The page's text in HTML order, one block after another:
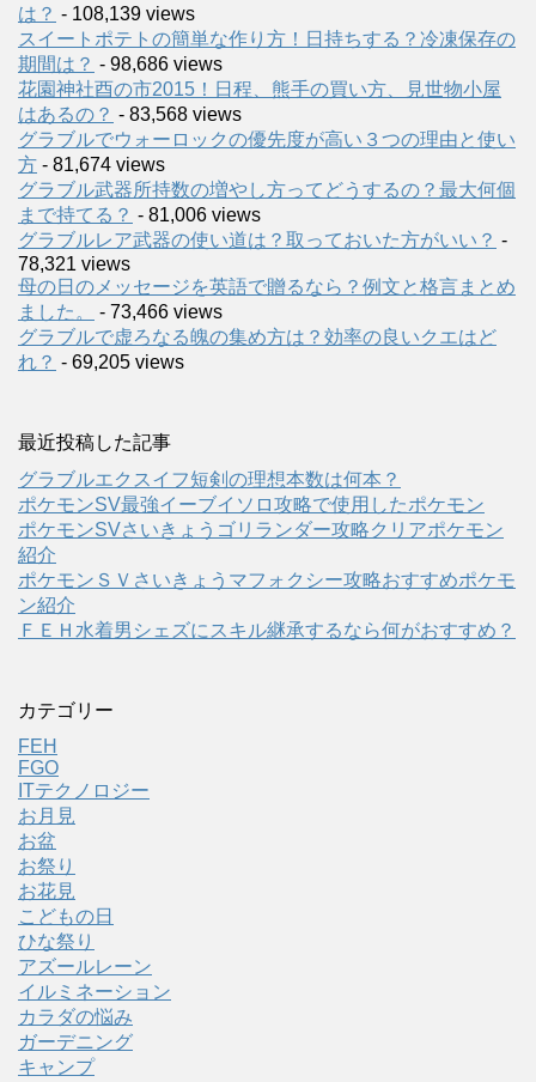
は？ - 108,139 views
スイートポテトの簡単な作り方！日持ちする？冷凍保存の
期間は？ - 98,686 views
花園神社酉の市2015！日程、熊手の買い方、見世物小屋
はあるの？ - 83,568 views
グラブルでウォーロックの優先度が高い３つの理由と使い
方 - 81,674 views
グラブル武器所持数の増やし方ってどうするの？最大何個
まで持てる？ - 81,006 views
グラブルレア武器の使い道は？取っておいた方がいい？ -
78,321 views
母の日のメッセージを英語で贈るなら？例文と格言まとめ
ました。
- 73,466 views
グラブルで虚ろなる魄の集め方は？効率の良いクエはど
れ？ - 69,205 views
最近投稿した記事
グラブルエクスイフ短剣の理想本数は何本？
ポケモンSV最強イーブイソロ攻略で使用したポケモン
ポケモンSVさいきょうゴリランダー攻略クリアポケモン
紹介
ポケモンＳＶさいきょうマフォクシー攻略おすすめポケモ
ン紹介
ＦＥＨ水着男シェズにスキル継承するなら何がおすすめ？
カテゴリー
FEH
FGO
ITテクノロジー
お月見
お盆
お祭り
お花見
こどもの日
ひな祭り
アズールレーン
イルミネーション
カラダの悩み
ガーデニング
キャンプ